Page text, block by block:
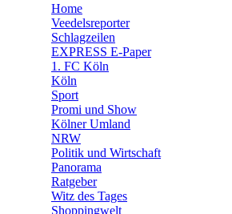
Home
Veedelsreporter
Schlagzeilen
EXPRESS E-Paper
1. FC Köln
Köln
Sport
Promi und Show
Kölner Umland
NRW
Politik und Wirtschaft
Panorama
Ratgeber
Witz des Tages
Shoppingwelt